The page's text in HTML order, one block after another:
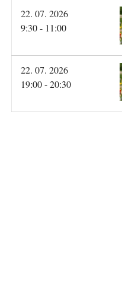
22. 07. 2026
9:30 - 11:00
22. 07. 2026
19:00 - 20:30